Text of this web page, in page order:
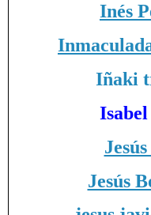
Inés
Iñaki
Jesús